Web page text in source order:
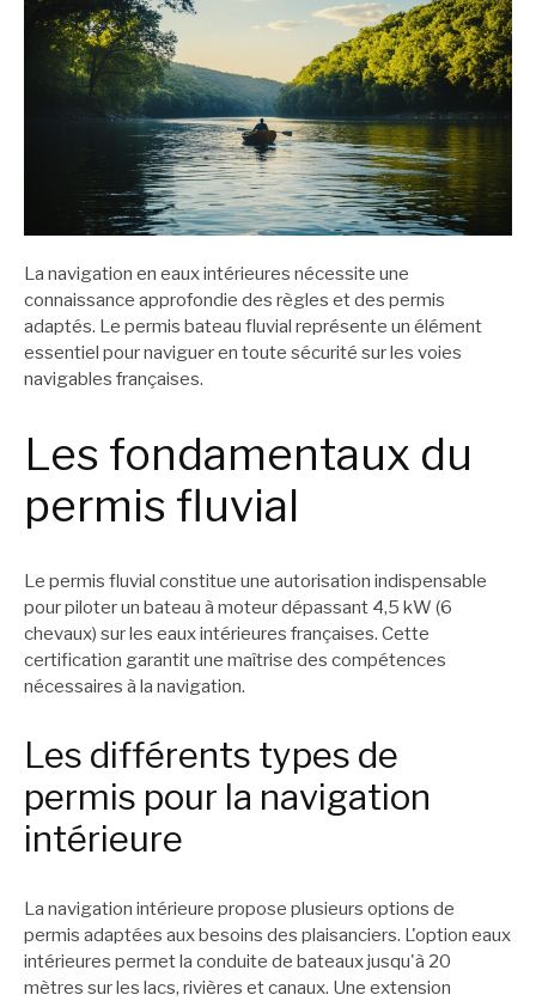
La navigation en eaux intérieures nécessite une
connaissance approfondie des règles et des permis
adaptés. Le permis bateau fluvial représente un élément
essentiel pour naviguer en toute sécurité sur les voies
navigables françaises.
Les fondamentaux du
permis fluvial
Le permis fluvial constitue une autorisation indispensable
pour piloter un bateau à moteur dépassant 4,5 kW (6
chevaux) sur les eaux intérieures françaises. Cette
certification garantit une maîtrise des compétences
nécessaires à la navigation.
Les différents types de
permis pour la navigation
intérieure
La navigation intérieure propose plusieurs options de
permis adaptées aux besoins des plaisanciers. L'option eaux
intérieures permet la conduite de bateaux jusqu'à 20
mètres sur les lacs, rivières et canaux. Une extension